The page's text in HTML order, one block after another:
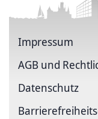
Impressum
AGB und
Datenschutz